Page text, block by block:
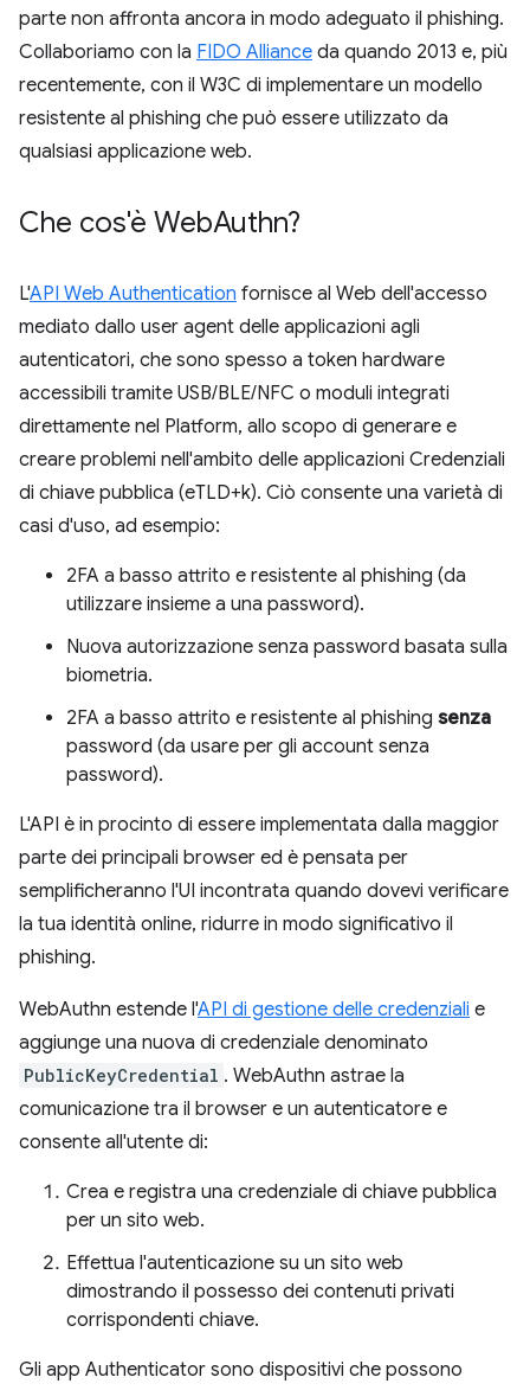
parte non affronta ancora in modo adeguato il phishing.
Collaboriamo con la FIDO Alliance da quando 2013 e, più
recentemente, con il W3C di implementare un modello
resistente al phishing che può essere utilizzato da
qualsiasi applicazione web.
Che cos'è WebAuthn?
L'API Web Authentication fornisce al Web dell'accesso
mediato dallo user agent delle applicazioni agli
autenticatori, che sono spesso a token hardware
accessibili tramite USB/BLE/NFC o moduli integrati
direttamente nel Platform, allo scopo di generare e
creare problemi nell'ambito delle applicazioni Credenziali
di chiave pubblica (eTLD+k). Ciò consente una varietà di
casi d'uso, ad esempio:
2FA a basso attrito e resistente al phishing (da
utilizzare insieme a una password).
Nuova autorizzazione senza password basata sulla
biometria.
2FA a basso attrito e resistente al phishing senza
password (da usare per gli account senza
password).
L'API è in procinto di essere implementata dalla maggior
parte dei principali browser ed è pensata per
semplificheranno l'UI incontrata quando dovevi verificare
la tua identità online, ridurre in modo significativo il
phishing.
WebAuthn estende l'API di gestione delle credenziali e
aggiunge una nuova di credenziale denominato
PublicKeyCredential . WebAuthn astrae la
comunicazione tra il browser e un autenticatore e
consente all'utente di:
Crea e registra una credenziale di chiave pubblica
per un sito web.
Effettua l'autenticazione su un sito web
dimostrando il possesso dei contenuti privati
corrispondenti chiave.
Gli app Authenticator sono dispositivi che possono